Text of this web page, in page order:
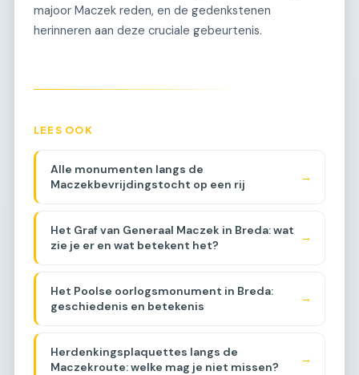
majoor Maczek reden, en de gedenkstenen
herinneren aan deze cruciale gebeurtenis.
LEES OOK
Alle monumenten langs de
Maczekbevrijdingstocht op een rij
→
Het Graf van Generaal Maczek in Breda: wat
zie je er en wat betekent het?
→
Het Poolse oorlogsmonument in Breda:
geschiedenis en betekenis
→
Herdenkingsplaquettes langs de
Maczekroute: welke mag je niet missen?
→